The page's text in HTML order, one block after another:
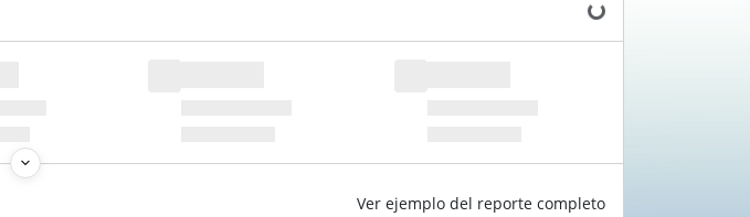
Cargando datos...
Ver ejemplo del reporte completo